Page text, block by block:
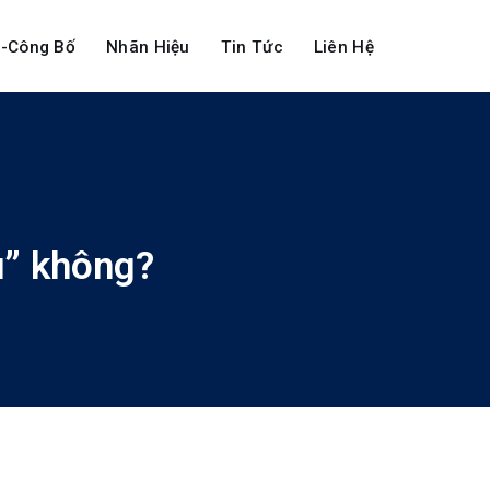
Công Bố Nhãn Hiệu Tin Tức Liên Hệ
không?